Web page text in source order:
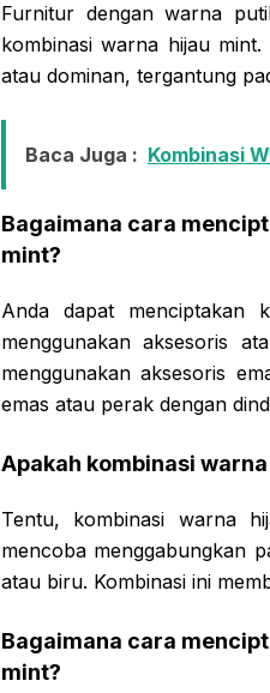
Furnitur dengan warna
kombinasi warna hijau
atau dominan, tergantung
Baca Juga : Kombinasi
Bagaimana cara
mint?
Anda dapat menciptakan
menggunakan aksesoris
menggunakan aksesoris
emas atau perak dengan
Apakah kombinasi
Tentu, kombinasi warna
mencoba menggabungkan
atau biru. Kombinasi ini
Bagaimana cara
mint?